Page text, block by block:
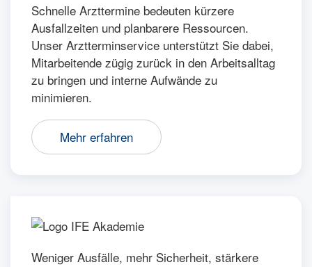
Schnelle Arzttermine bedeuten kürzere
Ausfallzeiten und planbarere Ressourcen.
Unser Arztterminservice unterstützt Sie dabei,
Mitarbeitende zügig zurück in den Arbeitsalltag
zu bringen und interne Aufwände zu
minimieren.
Mehr erfahren
Weniger Ausfälle, mehr Sicherheit, stärkere